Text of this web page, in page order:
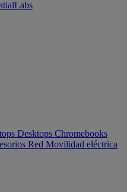
Desktops Chromebooks
Red Movilidad eléctrica